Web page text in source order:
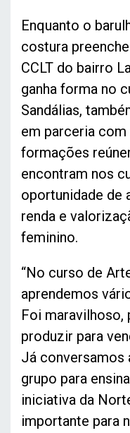
Enquanto o
costura
CCLT do bairro
ganha forma no
Sandálias,
em parceria com
formações
encontram nos
oportunidade de
renda e
feminino.
“No curso de
aprendemos
Foi maravilhoso,
produzir para
Já conversamos
grupo para
iniciativa da
importante para